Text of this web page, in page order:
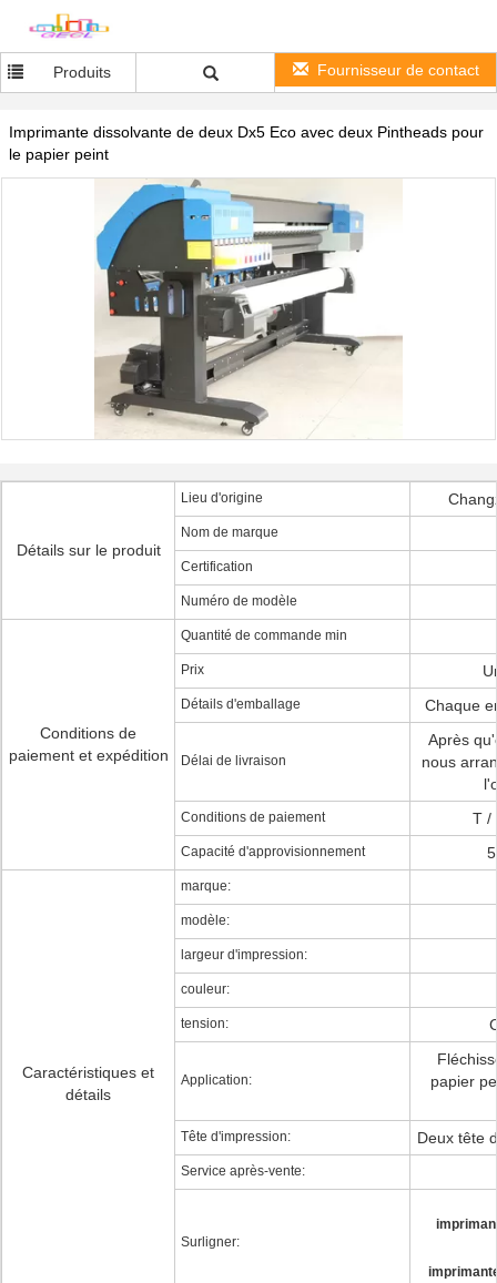
Produits Fournisseur de contact
Imprimante dissolvante de deux Dx5 Eco avec deux Pintheads pour
le papier peint
Détails sur le produit
Lieu d'origine
Nom de marque
Certification
Numéro de modèle
Conditions de
paiement et expédition
Quantité de commande min
Prix
Détails d'emballage Chaque
Délai de livraison
Après
nous
Conditions de paiement T /
Capacité d'approvisionnement
Caractéristiques et
détails
marque:
modèle:
largeur d'impression:
couleur:
tension:
Application:
papier
Tête d'impression: Deux tête
Service après-vente:
Surligner: